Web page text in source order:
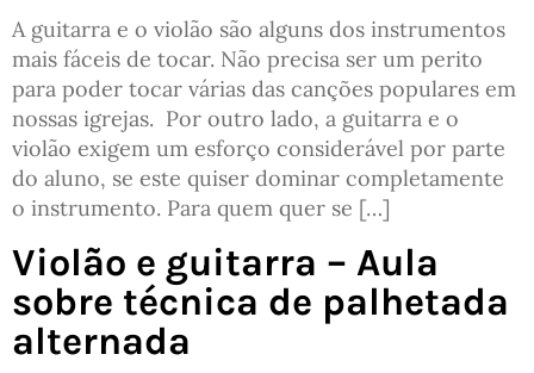
A guitarra e o violão são alguns dos instrumentos
mais fáceis de tocar. Não precisa ser um perito
para poder tocar várias das canções populares em
nossas igrejas. Por outro lado, a guitarra e o
violão exigem um esforço considerável por parte
do aluno, se este quiser dominar completamente
o instrumento. Para quem quer se […]
Violão e guitarra – Aula
sobre técnica de palhetada
alternada